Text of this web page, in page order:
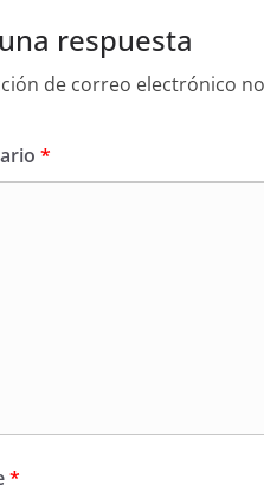
respuesta
de correo electrónico
*
*